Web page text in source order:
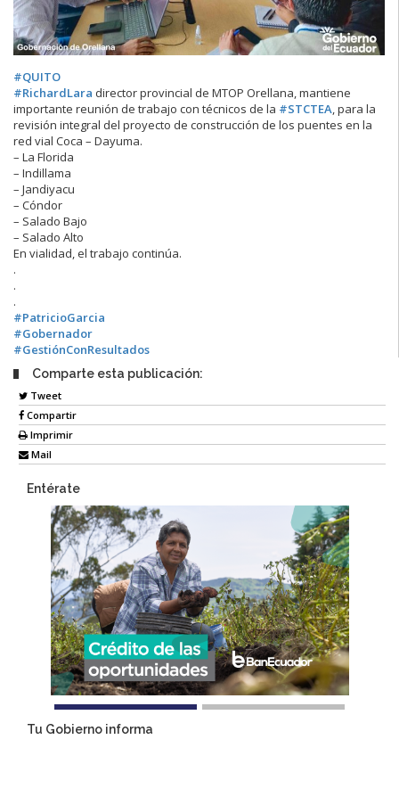
#QUITO
#RichardLara director provincial de MTOP Orellana, mantiene
importante reunión de trabajo con técnicos de la #STCTEA, para la
revisión integral del proyecto de construcción de los puentes en la
red vial Coca – Dayuma.
– La Florida
– Indillama
– Jandiyacu
– Cóndor
– Salado Bajo
– Salado Alto
En vialidad, el trabajo continúa.
.
.
.
#PatricioGarcia
#Gobernador
#GestiónConResultados
Comparte esta publicación:
Tweet
Compartir
Imprimir
Mail
Entérate
Tu Gobierno informa